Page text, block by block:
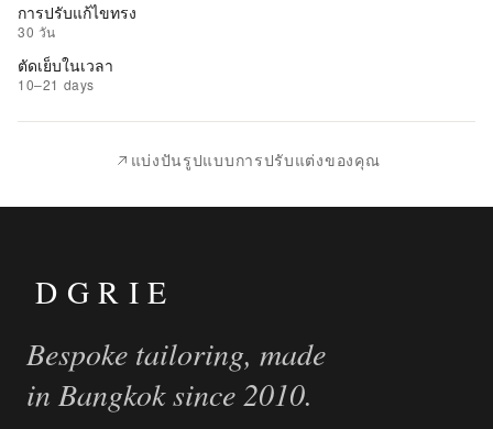
รายการ
ที่
ชอบ
เปรียบ
การปรับแก้ไขทรง
30 วัน
ตัดเย็บในเวลา
10–21 days
แบ่งปันรูปแบบการปรับแต่งของคุณ
DGRIE
Bespoke tailoring, made
in Bangkok since 2010.